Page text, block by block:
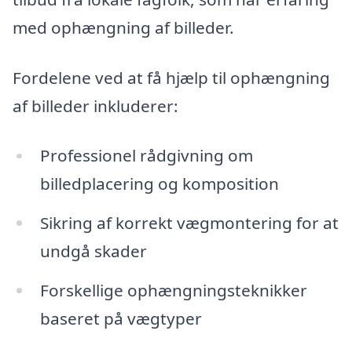
med ophængning af billeder.
Fordelene ved at få hjælp til ophængning
af billeder inkluderer:
Professionel rådgivning om
billedplacering og komposition
Sikring af korrekt vægmontering for at
undgå skader
Forskellige ophængningsteknikker
baseret på vægtyper